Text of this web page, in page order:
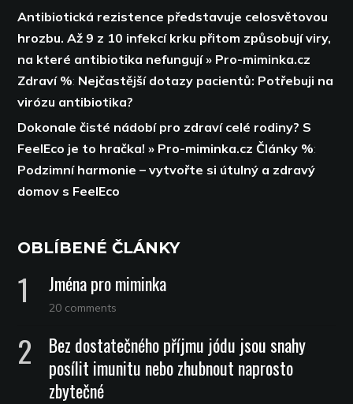
Antibiotická rezistence představuje celosvětovou
hrozbu. Až 9 z 10 infekcí krku přitom způsobují viry,
na které antibiotika nefungují » Pro-miminka.cz
Zdraví %: Nejčastější dotazy pacientů: Potřebuji na
virózu antibiotika?
Dokonale čisté nádobí pro zdraví celé rodiny? S
FeelEco je to hračka! » Pro-miminka.cz Články %:
Podzimní harmonie – vytvořte si útulný a zdravý
domov s FeelEco
OBLÍBENÉ ČLÁNKY
Jména pro miminka
20 comments
Bez dostatečného příjmu jódu jsou snahy
posílit imunitu nebo zhubnout naprosto
zbytečné